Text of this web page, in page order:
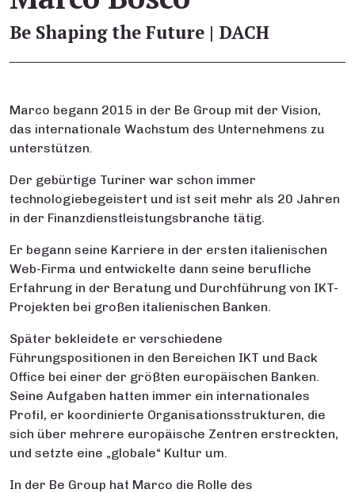
Be Shaping the Future | DACH
Marco begann 2015 in der Be Group mit der Vision,
das internationale Wachstum des Unternehmens zu
unterstützen.
Der gebürtige Turiner war schon immer
technologiebegeistert und ist seit mehr als 20 Jahren
in der Finanzdienstleistungsbranche tätig.
Er begann seine Karriere in der ersten italienischen
Web-Firma und entwickelte dann seine berufliche
Erfahrung in der Beratung und Durchführung von IKT-
Projekten bei großen italienischen Banken.
Später bekleidete er verschiedene
Führungspositionen in den Bereichen IKT und Back
Office bei einer der größten europäischen Banken.
Seine Aufgaben hatten immer ein internationales
Profil, er koordinierte Organisationsstrukturen, die
sich über mehrere europäische Zentren erstreckten,
und setzte eine „globale“ Kultur um.
In der Be Group hat Marco die Rolle des